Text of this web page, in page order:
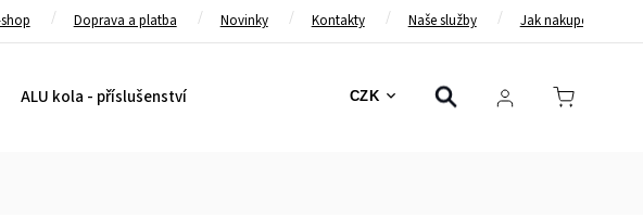
Doprava a platba Novinky Kontakty Naše služby Jak nakupovat
CZK
ALU kola - příslušenství Bezpečnostní pásy Bezpečnostní rámy